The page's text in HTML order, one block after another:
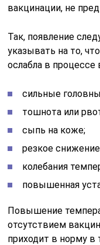
вакцинации, не
Так, появление
указывать на то,
ослабла в
сильные
тошнота или
сыпь на коже;
резкое
колебания
повышенная
Повышение
отсутствием
приходит в норму в